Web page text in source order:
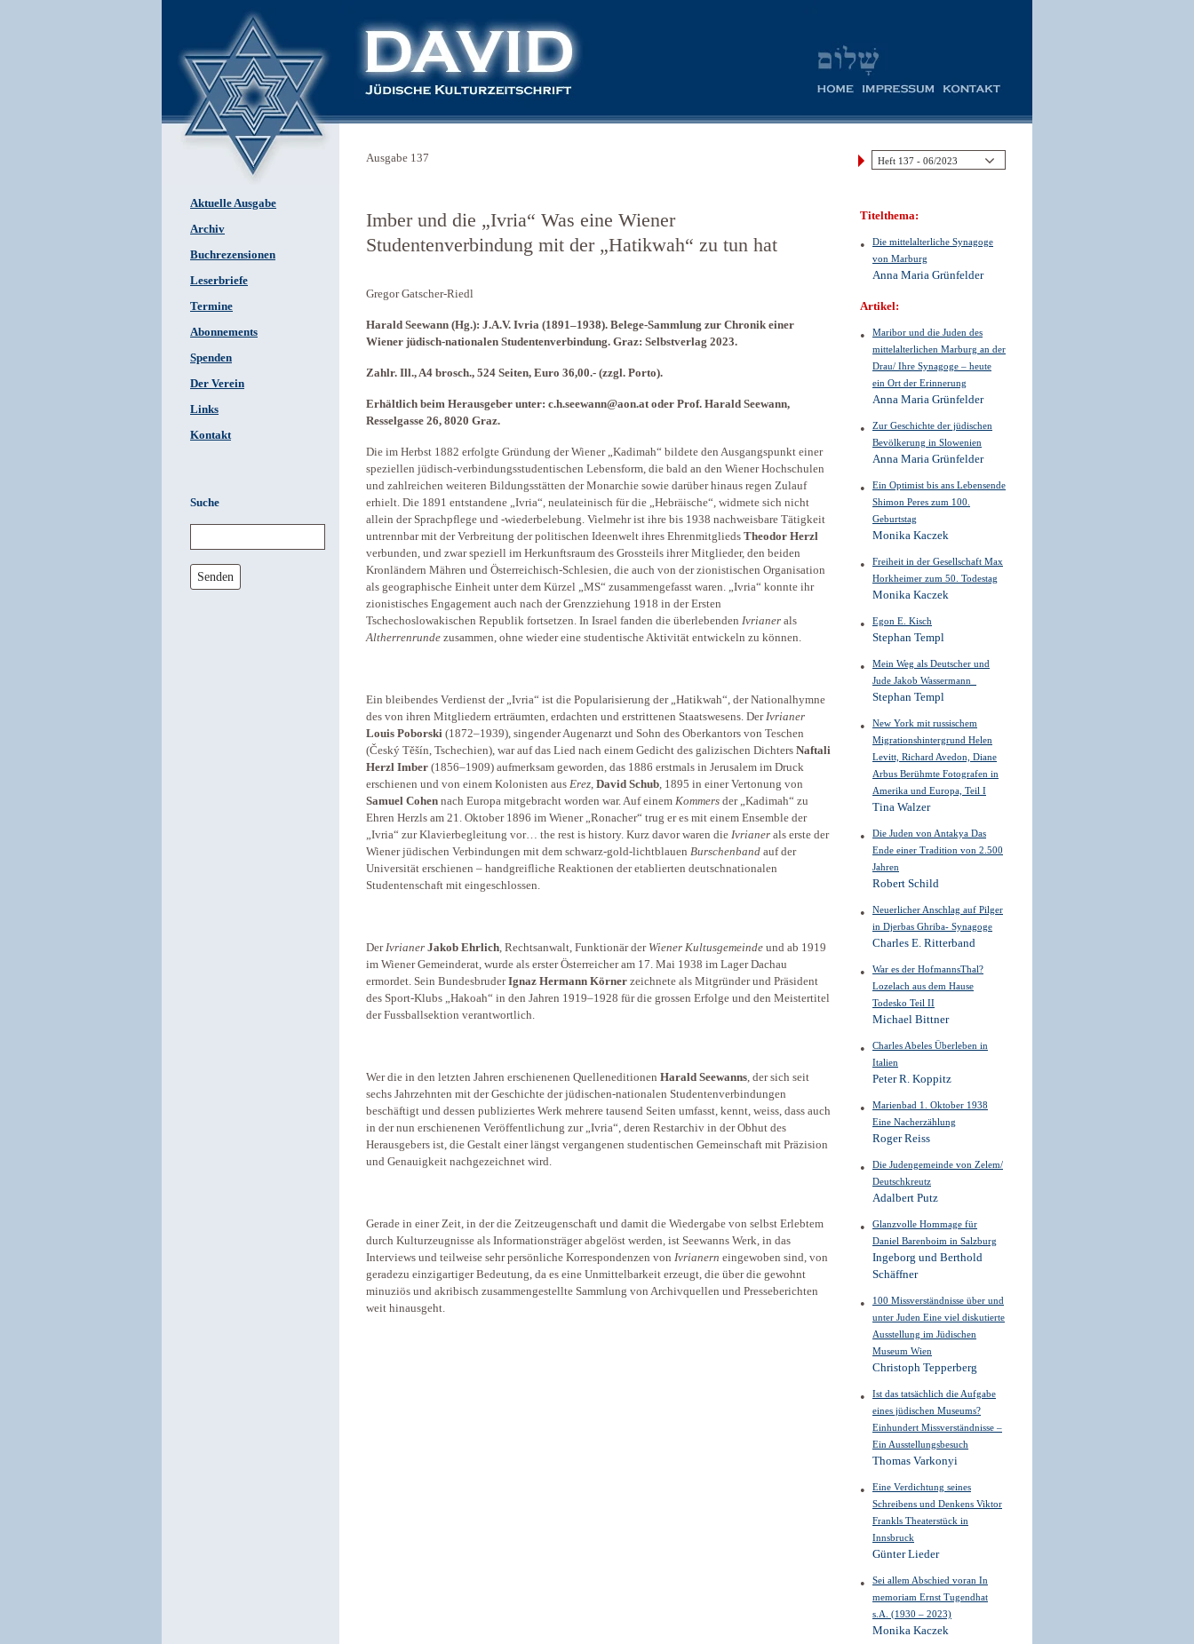
Aktuelle Ausgabe
Archiv
Buchrezensionen
Leserbriefe
Termine
Abonnements
Spenden
Der Verein
Links
Kontakt
Suche
Senden
Ausgabe 137
Imber und die „Ivria“ Was eine Wiener
Studentenverbindung mit der „Hatikwah“ zu tun hat
Gregor Gatscher-Riedl
Harald Seewann (Hg.): J.A.V. Ivria (1891–1938). Belege-Sammlung zur Chronik einer
Wiener jüdisch-nationalen Studentenverbindung. Graz: Selbstverlag 2023.
Zahlr. Ill., A4 brosch., 524 Seiten, Euro 36,00.- (zzgl. Porto).
Erhältlich beim Herausgeber unter: c.h.seewann@aon.at oder Prof. Harald Seewann,
Resselgasse 26, 8020 Graz.
Die im Herbst 1882 erfolgte Gründung der Wiener „Kadimah“ bildete den Ausgangspunkt einer
speziellen jüdisch-verbindungsstudentischen Lebensform, die bald an den Wiener Hochschulen
und zahlreichen weiteren Bildungsstätten der Monarchie sowie darüber hinaus regen Zulauf
erhielt. Die 1891 entstandene „Ivria“, neulateinisch für die „Hebräische“, widmete sich nicht
allein der Sprachpflege und -wiederbelebung. Vielmehr ist ihre bis 1938 nachweisbare Tätigkeit
untrennbar mit der Verbreitung der politischen Ideenwelt ihres Ehrenmitglieds Theodor Herzl
verbunden, und zwar speziell im Herkunftsraum des Grossteils ihrer Mitglieder, den beiden
Kronländern Mähren und Österreichisch-Schlesien, die auch von der zionistischen Organisation
als geographische Einheit unter dem Kürzel „MS“ zusammengefasst waren. „Ivria“ konnte ihr
zionistisches Engagement auch nach der Grenzziehung 1918 in der Ersten
Tschechoslowakischen Republik fortsetzen. In Israel fanden die überlebenden Ivrianer als
Altherrenrunde zusammen, ohne wieder eine studentische Aktivität entwickeln zu können.
Ein bleibendes Verdienst der „Ivria“ ist die Popularisierung der „Hatikwah“, der Nationalhymne
des von ihren Mitgliedern erträumten, erdachten und erstrittenen Staatswesens. DerIvrianer
Louis Poborski (1872–1939), singender Augenarzt und Sohn des Oberkantors von Teschen
(Český Těšín, Tschechien), war auf das Lied nach einem Gedicht des galizischen Dichters Naftali
Herzl Imber (1856–1909) aufmerksam geworden, das 1886 erstmals in Jerusalem im Druck
erschienen und von einem Kolonisten aus Erez, David Schub, 1895 in einer Vertonung von
Samuel Cohen nach Europa mitgebracht worden war. Auf einem Kommers der „Kadimah“ zu
Ehren Herzls am 21. Oktober 1896 im Wiener „Ronacher“ trug er es mit einem Ensemble der
„Ivria“ zur Klavierbegleitung vor… the rest is history. Kurz davor waren die Ivrianer als erste der
Wiener jüdischen Verbindungen mit dem schwarz-gold-lichtblauen Burschenband auf der
Universität erschienen – handgreifliche Reaktionen der etablierten deutschnationalen
Studentenschaft mit eingeschlossen.
DerIvrianer Jakob Ehrlich, Rechtsanwalt, Funktionär der Wiener Kultusgemeinde und ab 1919
im Wiener Gemeinderat, wurde als erster Österreicher am 17. Mai 1938 im Lager Dachau
ermordet. Sein BundesbruderIgnaz Hermann Körner zeichnete als Mitgründer und Präsident
des Sport-Klubs „Hakoah“ in den Jahren 1919–1928 für die grossen Erfolge und den Meistertitel
der Fussballsektion verantwortlich.
Wer die in den letzten Jahren erschienenen Quelleneditionen Harald Seewanns, der sich seit
sechs Jahrzehnten mit der Geschichte der jüdischen-nationalen Studentenverbindungen
beschäftigt und dessen publiziertes Werk mehrere tausend Seiten umfasst, kennt, weiss, dass auch
in der nun erschienenen Veröffentlichung zur „Ivria“, deren Restarchiv in der Obhut des
Herausgebers ist, die Gestalt einer längst vergangenen studentischen Gemeinschaft mit Präzision
und Genauigkeit nachgezeichnet wird.
Gerade in einer Zeit, in der die Zeitzeugenschaft und damit die Wiedergabe von selbst Erlebtem
durch Kulturzeugnisse als Informationsträger abgelöst werden, ist Seewanns Werk, in das
Interviews und teilweise sehr persönliche Korrespondenzen von Ivrianern eingewoben sind, von
geradezu einzigartiger Bedeutung, da es eine Unmittelbarkeit erzeugt, die über die gewohnt
minuziös und akribisch zusammengestellte Sammlung von Archivquellen und Presseberichten
weit hinausgeht.
Titelthema:
Die mittelalterliche Synagoge
von Marburg
Anna Maria Grünfelder
Artikel:
Maribor und die Juden des
mittelalterlichen Marburg an der
Drau/ Ihre Synagoge – heute
ein Ort der Erinnerung
Anna Maria Grünfelder
Zur Geschichte der jüdischen
Bevölkerung in Slowenien
Anna Maria Grünfelder
Ein Optimist bis ans Lebensende
Shimon Peres zum 100.
Geburtstag
Monika Kaczek
Freiheit in der Gesellschaft Max
Horkheimer zum 50. Todestag
Monika Kaczek
Egon E. Kisch
Stephan Templ
Mein Weg als Deutscher und
Jude Jakob Wassermann
Stephan Templ
New York mit russischem
Migrationshintergrund Helen
Levitt, Richard Avedon, Diane
Arbus Berühmte Fotografen in
Amerika und Europa, Teil I
Tina Walzer
Die Juden von Antakya Das
Ende einer Tradition von 2.500
Jahren
Robert Schild
Neuerlicher Anschlag auf Pilger
in Djerbas Ghriba- Synagoge
Charles E. Ritterband
War es der HofmannsThal?
Lozelach aus dem Hause
Todesko Teil II
Michael Bittner
Charles Abeles Überleben in
Italien
Peter R. Koppitz
Marienbad 1. Oktober 1938
Eine Nacherzählung
Roger Reiss
Die Judengemeinde von Zelem/
Deutschkreutz
Adalbert Putz
Glanzvolle Hommage für
Daniel Barenboim in Salzburg
Ingeborg und Berthold
Schäffner
100 Missverständnisse über und
unter Juden Eine viel diskutierte
Ausstellung im Jüdischen
Museum Wien
Christoph Tepperberg
Ist das tatsächlich die Aufgabe
eines jüdischen Museums?
Einhundert Missverständnisse –
Ein Ausstellungsbesuch
Thomas Varkonyi
Eine Verdichtung seines
Schreibens und Denkens Viktor
Frankls Theaterstück in
Innsbruck
Günter Lieder
Sei allem Abschied voran In
memoriam Ernst Tugendhat
s.A. (1930 – 2023)
Monika Kaczek